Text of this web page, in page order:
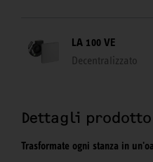
LA 100 VE
Decentralizzato
Dettagli prodotto
Trasformate ogni stanza in